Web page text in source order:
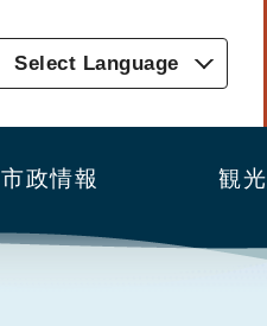
Select Language
市政情報 観光